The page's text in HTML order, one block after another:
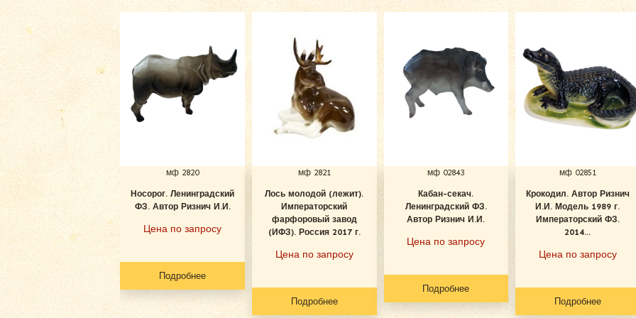
мф 2820
Носорог. Ленинградский
ФЗ. Автор Ризнич И.И.
Цена по запросу
Подробнее
мф 2821
Лось молодой (лежит).
Императорский
фарфоровый завод
(ИФЗ). Россия 2017 г.
Цена по запросу
Подробнее
мф 02843
Кабан-секач.
Ленинградский ФЗ.
Автор Ризнич И.И.
Цена по запросу
Подробнее
мф 02851
Крокодил. Автор Ризнич
И.И. Модель 1989 г.
Императорский ФЗ.
2014...
Цена по запросу
Подробнее